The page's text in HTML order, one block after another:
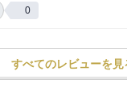
0
すべてのレビューを見